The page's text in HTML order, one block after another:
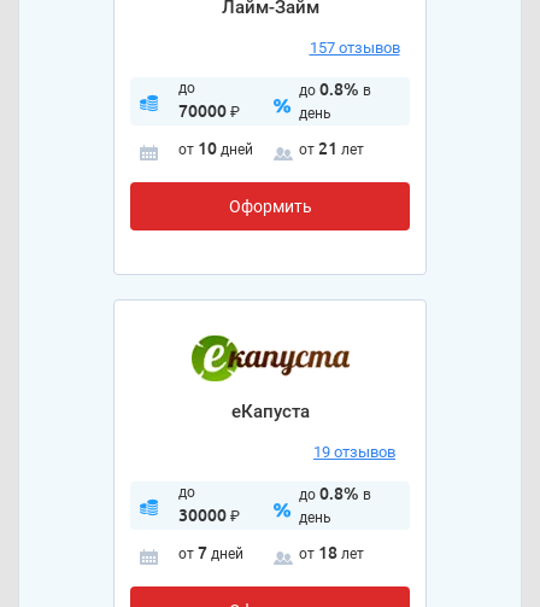
Лайм-Займ
157 отзывов
до
70000₽
до 0.8% в
день
от 10 дней от 21 лет
Оформить
еКапуста
19 отзывов
до
30000₽
до 0.8% в
день
от 7 дней от 18 лет